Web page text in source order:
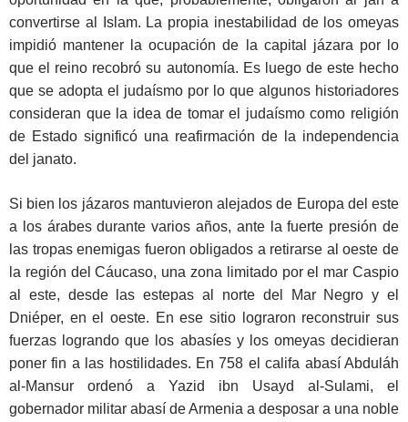
convertirse al Islam. La propia inestabilidad de los omeyas
impidió mantener la ocupación de la capital jázara por lo
que el reino recobró su autonomía. Es luego de este hecho
que se adopta el judaísmo por lo que algunos historiadores
consideran que la idea de tomar el judaísmo como religión
de Estado significó una reafirmación de la independencia
del janato.
Si bien los jázaros mantuvieron alejados de Europa del este
a los árabes durante varios años, ante la fuerte presión de
las tropas enemigas fueron obligados a retirarse al oeste de
la región del Cáucaso, una zona limitado por el mar Caspio
al este, desde las estepas al norte del Mar Negro y el
Dniéper, en el oeste. En ese sitio lograron reconstruir sus
fuerzas logrando que los abasíes y los omeyas decidieran
poner fin a las hostilidades. En 758 el califa abasí Abduláh
al-Mansur ordenó a Yazid ibn Usayd al-Sulami, el
gobernador militar abasí de Armenia a desposar a una noble